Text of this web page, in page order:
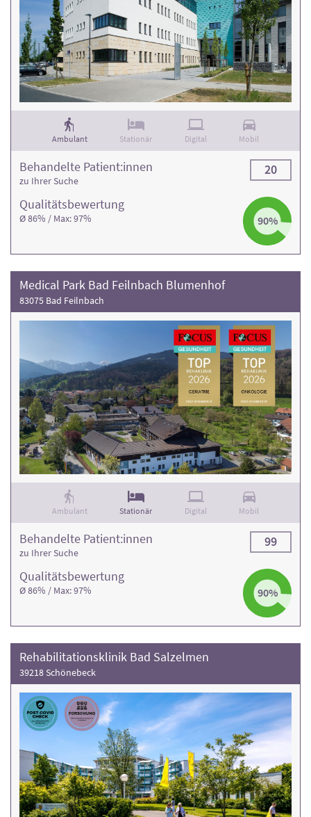
Ambulant Stationär Digital Mobil
Qualitäts­bewertung
Ø 86% / Max: 97% 90%
Behandelte Patient:innen
zu Ihrer Suche
20
Medical Park Bad Feilnbach Blumenhof
83075 Bad Feilnbach
Ambulant Stationär Digital Mobil
Qualitäts­bewertung
Ø 86% / Max: 97% 90%
Behandelte Patient:innen
zu Ihrer Suche
99
Rehabilitationsklinik Bad Salzelmen
39218 Schönebeck